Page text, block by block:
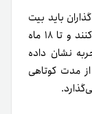
باید بیت
سال ۲۰۲۴ تهیه کنند و تا ۱۸ ماه
نشان داده
مدت کوتاهی